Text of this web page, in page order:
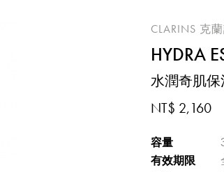
CLARINS 克
HYDRA
水潤奇肌
NT$ 2,160
容量
有效期限